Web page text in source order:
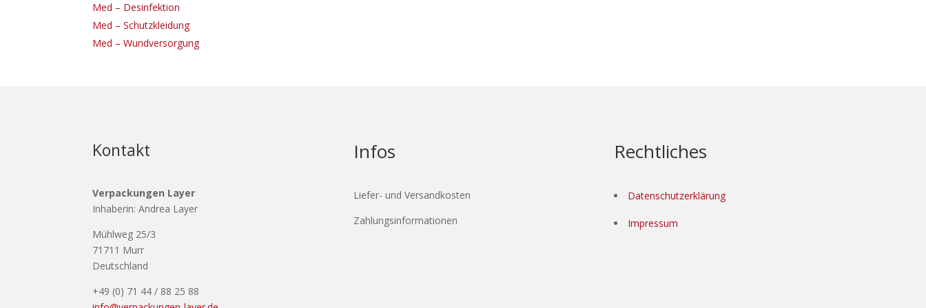
Med – Desinfektion
Med – Schutzkleidung
Med – Wundversorgung
Kontakt
Verpackungen Layer
Inhaberin: Andrea Layer
Mühlweg 25/3
71711 Murr
Deutschland
+49 (0) 71 44 / 88 25 88
Infos
Liefer- und Versandkosten
Zahlungsinformationen
Rechtliches
Datenschutzerklärung
Impressum